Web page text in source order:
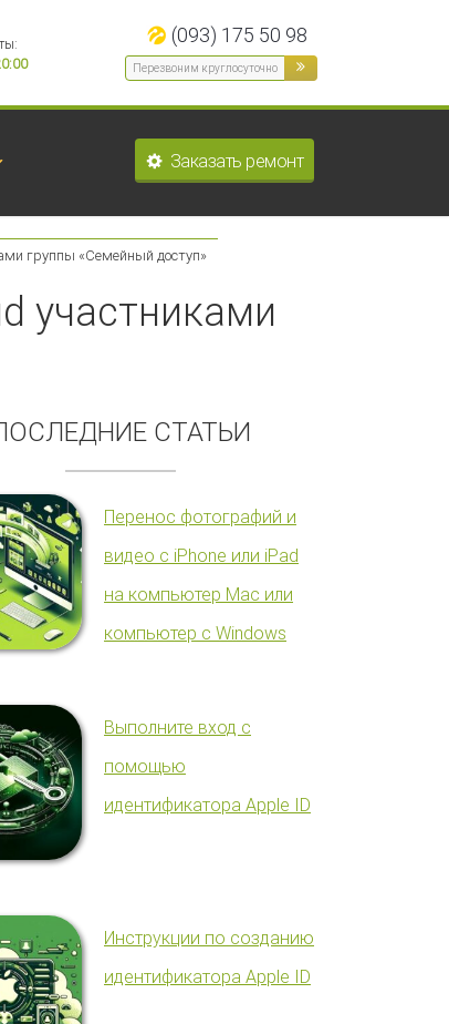
(093) 175 50 98
Заказать ремонт
группы «Семейный доступ»
участниками
СТАТЬИ
Перенос фотографий и
видео с iPhone или iPad
на компьютер Mac или
компьютер с Windows
Выполните вход с
помощью
идентификатора Apple ID
Инструкции по созданию
идентификатора Apple ID